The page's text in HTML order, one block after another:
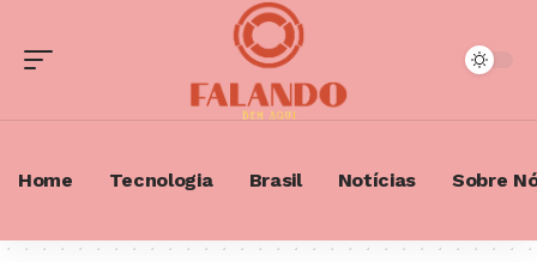
Home Tecnologia Brasil Notícias Sobre